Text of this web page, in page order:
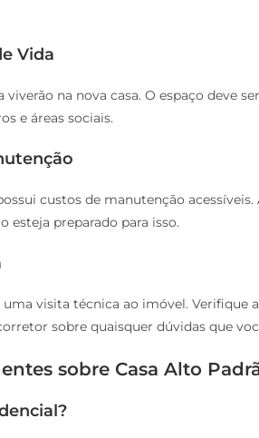
Vida
na nova casa. O espaço deve
e áreas sociais.
custos de manutenção
esteja preparado para isso.
visita técnica ao imóvel. Verifique
sobre quaisquer dúvidas que
sobre Casa Alto